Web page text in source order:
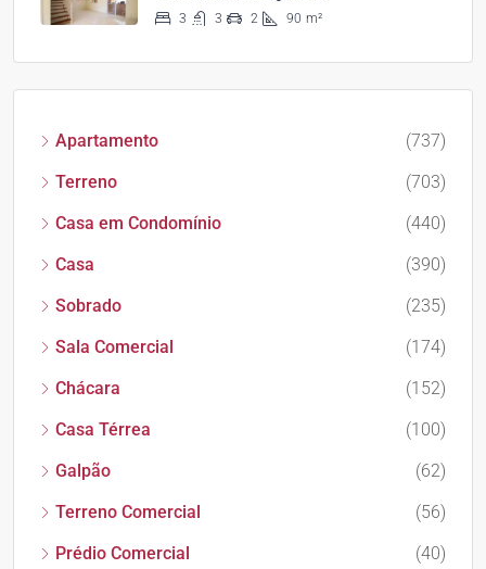
3 3 2 90 m²
Apartamento
(737)
Terreno
(703)
Casa em Condomínio
(440)
Casa
(390)
Sobrado
(235)
Sala Comercial
(174)
Chácara
(152)
Casa Térrea
(100)
Galpão
(62)
Terreno Comercial
(56)
Prédio Comercial
(40)